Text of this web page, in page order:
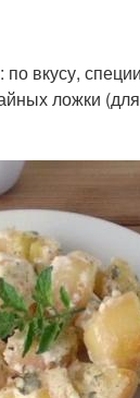
вкусу,
ложки